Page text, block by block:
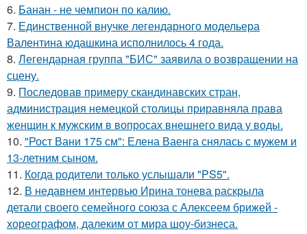
6. Банан - не чемпион по калию.
7. Единственной внучке легендарного модельера
Валентина юдашкина исполнилось 4 года.
8. Легендарная группа "БИС" заявила о возвращении на
сцену.
9. Последовав примеру скандинавских стран,
администрация немецкой столицы приравняла права
женщин к мужским в вопросах внешнего вида у воды.
10. "Рост Вани 175 см": Елена Ваенга снялась с мужем и
13-летним сыном.
11. Когда родители только услышали "PS5".
12. В недавнем интервью Ирина тонева раскрыла
детали своего семейного союза с Алексеем брижей -
хореографом, далеким от мира шоу-бизнеса.